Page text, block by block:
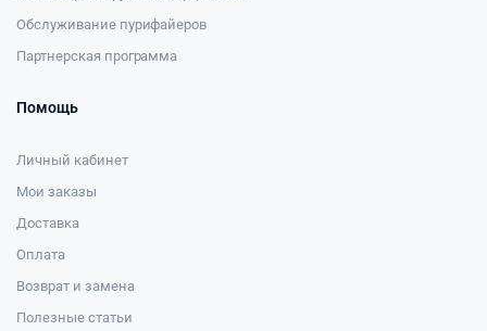
Обслуживание пурифайеров
Партнерская программа
Помощь
Личный кабинет
Мои заказы
Доставка
Оплата
Возврат и замена
Полезные статьи